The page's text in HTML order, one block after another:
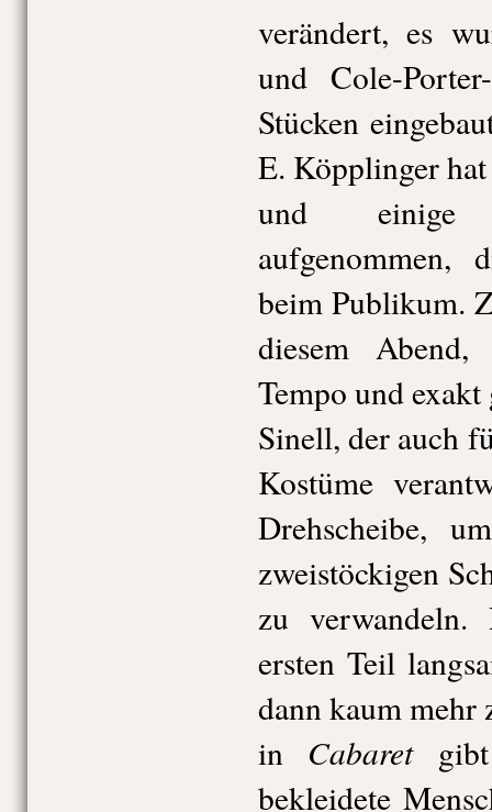
verändert, es
und Cole-
Stücken
E. Köpplinger
und einige
aufgenommen,
beim Publikum.
diesem
Tempo und
Sinell, der auch
Kostüme
Drehscheibe,
zweistöckigen
zu
ersten Teil
dann kaum
in Cabaretgibt
bekleidete